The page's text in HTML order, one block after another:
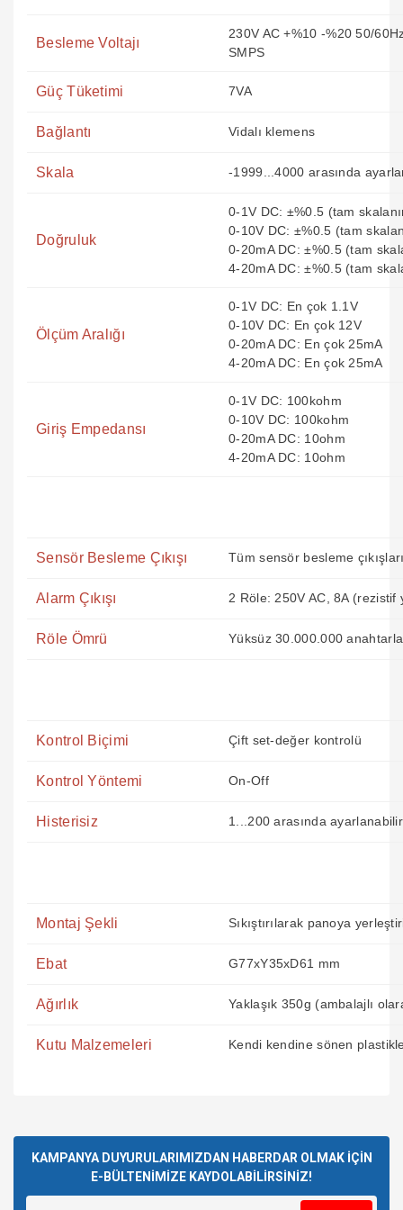
Besleme Voltajı
230V AC +%10 -%20 50/
SMPS
Güç Tüketimi 7VA
Bağlantı Vidalı klemens
Skala -1999...4000 arasında
Doğruluk
0-1V DC: ±%0.5 (tam
0-10V DC: ±%0.5 (tam
0-20mA DC: ±%0.5 (tam
4-20mA DC: ±%0.5 (tam
Ölçüm Aralığı
0-1V DC: En çok 1.1V
0-10V DC: En çok 12V
0-20mA DC: En çok 25mA
4-20mA DC: En çok 25mA
Giriş Empedansı
0-1V DC: 100kohm
0-10V DC: 100kohm
0-20mA DC: 10ohm
4-20mA DC: 10ohm
Sensör Besleme Çıkışı Tüm sensör besleme
Alarm Çıkışı 2 Röle: 250V AC, 8A (rezistif
Röle Ömrü Yüksüz 30.000.000
Kontrol Biçimi Çift set-değer kontrolü
Kontrol Yöntemi On-Off
Histerisiz 1...200 arasında ayarlanabilir
Montaj Şekli Sıkıştırılarak panoya
Ebat G77xY35xD61 mm
Ağırlık Yaklaşık 350g (ambalajlı
Kutu Malzemeleri Kendi kendine sönen
Yorum Yaz
kullanarak tarafımıza iletebilirsiniz.
Görüş ve önerileriniz için teşekkür ederiz.
Ürün resmi kalitesiz, bozuk veya görüntülenemiyor.
ve kargolama da iyiydi.
Teşekkürler.
Mustafa GÜNAY | 24/07/2026
KAMPANYA DUYURULARIMIZDAN HABERDAR OLMAK İÇİN
E-BÜLTENİMİZE KAYDOLABİLİRSİNİZ!